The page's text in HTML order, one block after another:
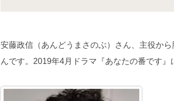
安藤政信（あんどうまさのぶ）さん、主役か
んです。2019年4月ドラマ『あなたの番です』